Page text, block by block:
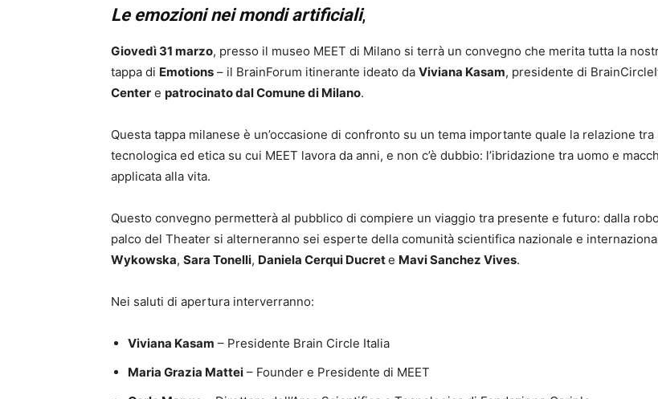
Le emozioni nei mondi artificiali,
Giovedì 31 marzo, presso il museo MEET di Milano si terrà un convegno che merita tutta la
tappa di Emotions – il BrainForum itinerante ideato da Viviana Kasam, presidente di
Center e patrocinato dal Comune di Milano.
Questa tappa milanese è un’occasione di confronto su un tema importante quale la relazione
tecnologica ed etica su cui MEET lavora da anni, e non c’è dubbio: l’ibridazione tra uomo e
applicata alla vita.
Questo convegno permetterà al pubblico di compiere un viaggio tra presente e futuro: dalla
palco del Theater si alterneranno sei esperte della comunità scientifica nazionale e
Wykowska, Sara Tonelli, Daniela Cerqui Ducrete Mavi Sanchez Vives.
Nei saluti di apertura interverranno:
Viviana Kasam – Presidente Brain Circle Italia
Maria Grazia Mattei – Founder e Presidente di MEET